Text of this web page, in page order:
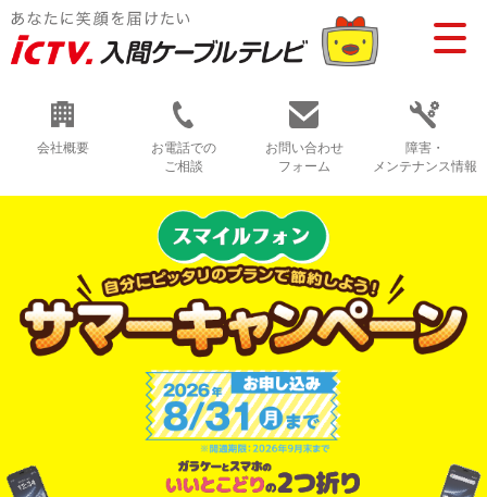
会社概要
お電話での
ご相談
お問い合わせ
フォーム
障害・
メンテナンス情報